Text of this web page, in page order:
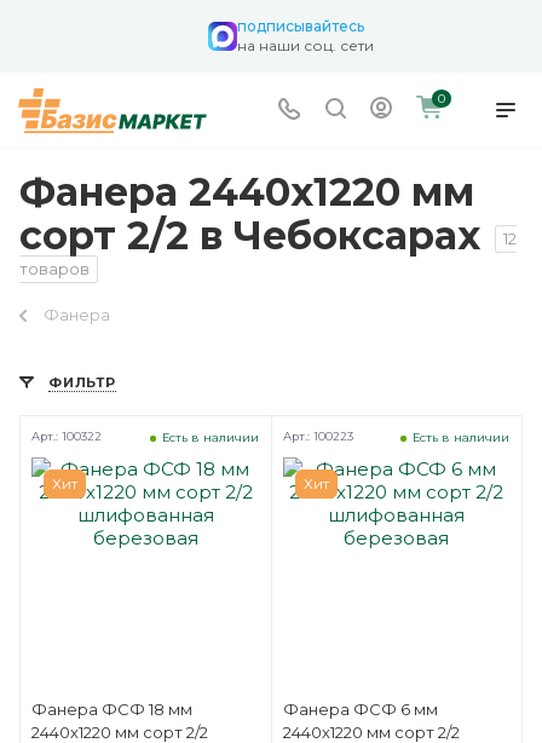
подписывайтесь
на наши соц. сети
0
Фанера 2440х1220 мм
сорт 2/2 в Чебоксарах
12
товаров
Фанера
ФИЛЬТР
Хит
Фанера ФСФ 18 мм
2440х1220 мм сорт 2/2
Есть в наличии
Арт.: 100322
Хит
Фанера ФСФ 6 мм
2440х1220 мм сорт 2/2
Есть в наличии
Арт.: 100223